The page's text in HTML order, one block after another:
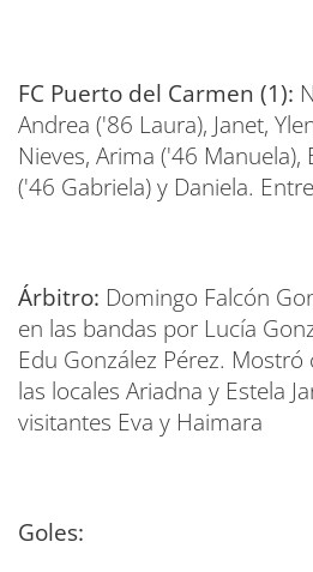
FC Puerto del Carmen (1):
Andrea ('86 Laura), Janet,
Nieves, Arima ('46 Manuela),
('46 Gabriela) y Daniela.
Árbitro: Domingo Falcón
en las bandas por Lucía
Edu González Pérez.
las locales Ariadna y Estela
visitantes Eva y Haimara
Goles: